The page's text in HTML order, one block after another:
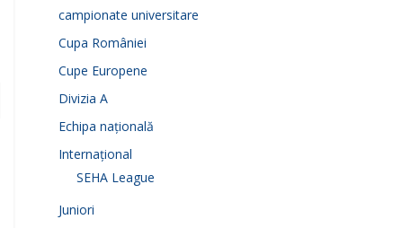
campionate universitare
Cupa României
Cupe Europene
Divizia A
Echipa națională
Internațional
SEHA League
Juniori